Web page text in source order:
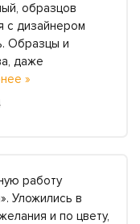
образцов
с дизайнером
Образцы и
даже
»
работу
Уложились в
и по цвету,